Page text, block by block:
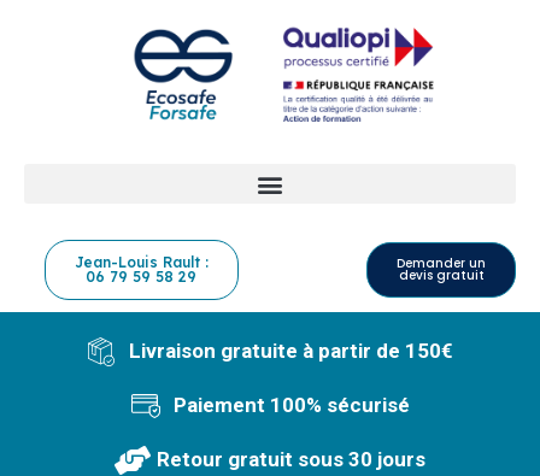
Jean-Louis Rault :
06 79 59 58 29
Demander un
devis gratuit
Livraison gratuite à partir de 150€
Paiement 100% sécurisé
Retour gratuit sous 30 jours